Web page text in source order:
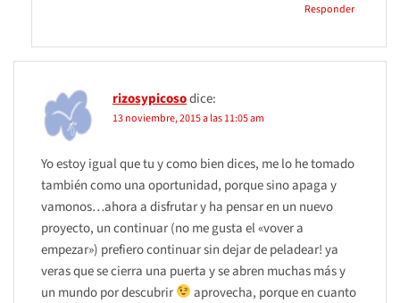
Responder
rizosypicosodice:
13 noviembre, 2015 a las 11:05 am
Yo estoy igual que tu y como bien dices, me lo he tomado
también como una oportunidad, porque sino apaga y
vamonos…ahora a disfrutar y ha pensar en un nuevo
proyecto, un continuar (no me gusta el «vover a
empezar») prefiero continuar sin dejar de peladear! ya
veras que se cierra una puerta y se abren muchas más y
un mundo por descubrir
aprovecha, porque en cuanto